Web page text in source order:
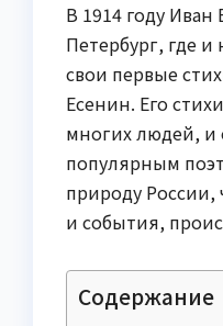
В 1914 году Иван
Петербург, где и
свои первые
Есенин. Его
многих людей, и
популярным
природу России,
и события,
Содержание